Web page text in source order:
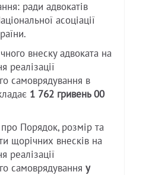
ради адвокатів
асоціації
внеску адвоката на
реалізації
самоврядування в
1 762 гривень 00
Порядок, розмір та
щорічних внесків на
реалізації
самоврядування у